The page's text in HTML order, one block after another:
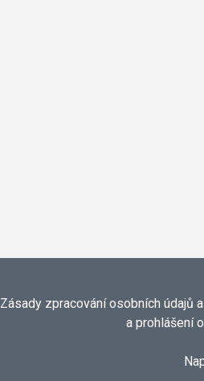
Zásady zpracování osobních údajů
a prohlášení